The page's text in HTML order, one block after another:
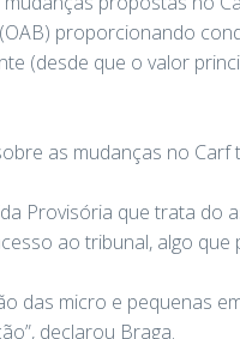
proporcionando
(desde que o valor
as mudanças no Carf
Provisória que trata do
ao tribunal, algo que
das micro e pequenas
declarou Braga.